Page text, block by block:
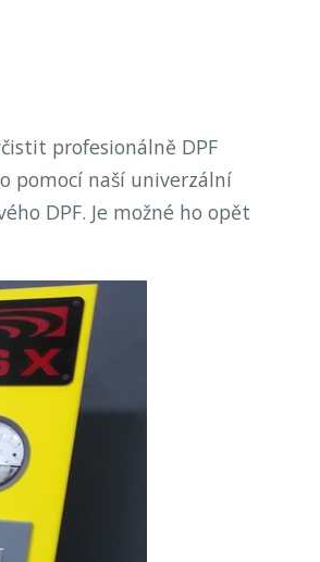
profesionálně DPF
pomocí naší univerzální
DPF. Je možné ho opět